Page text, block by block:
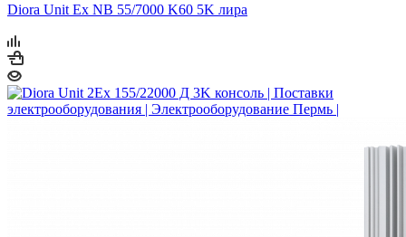
Diora Unit Ex NB 55/7000 K60 5K лира